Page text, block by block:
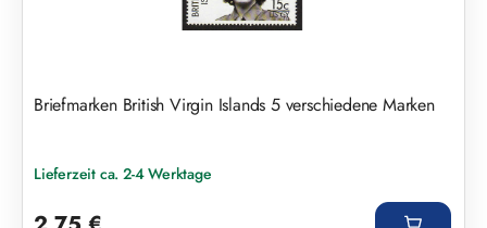
Briefmarken British Virgin Islands 5 verschiedene Marken
Lieferzeit ca. 2-4 Werktage